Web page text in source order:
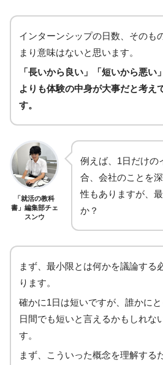
インターンシップの日数、そのも
まり意味はないと思います。
「長いから良い」「短いから悪い
よりも体験の中身が大事だと考え
す。
「就活の教科
書」編集部チェ
スンウ
例えば、1日だけの
合、会社のことを
性もありますが、
か？
まず、最小限とは何かを議論する
ります。
確かに1日は短いですが、誰かに
日間でも短いと言えるかもしれな
す。
まず、こういった概念を理解する